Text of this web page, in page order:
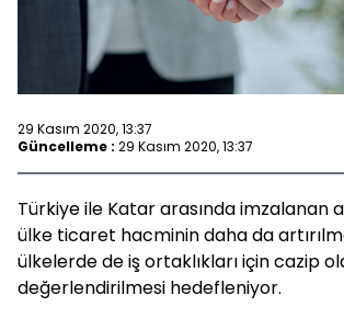
29 Kasım 2020, 13:37
Güncelleme : 29 Kasım 2020, 13:37
Türkiye ile Katar arasında imzalanan
ülke ticaret hacminin daha da
ülkelerde de iş ortaklıkları için cazip
değerlendirilmesi hedefleniyor.